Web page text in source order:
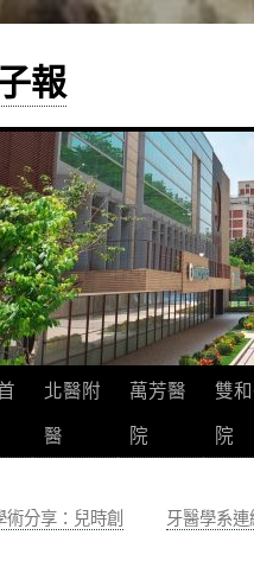
報
北醫附
醫
萬芳醫
院
雙
院
分享：兒時創
牙醫學系